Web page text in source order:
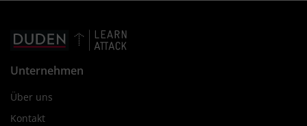
Unternehmen
Über uns
Kontakt